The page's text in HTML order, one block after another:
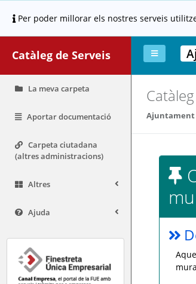
Per poder millorar els nostres serveis
Catàleg de Serveis
La meva carpeta
Aportar documentació
Carpeta ciutadana
(altres administracions)
Altres
Ajuda
Ajuntament